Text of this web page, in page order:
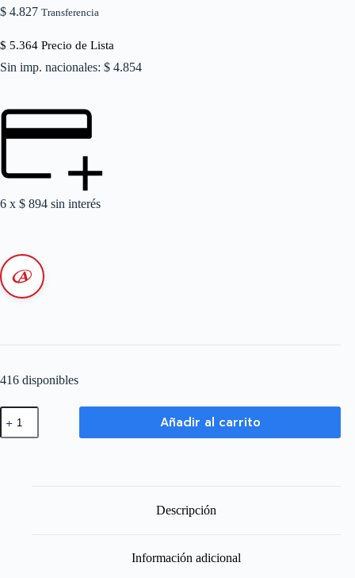
$ 4.827 Transferencia
$ 5.364 Precio de Lista
Sin imp. nacionales: $ 4.854
6 x $ 894 sin interés
416 disponibles
Módulo
Combinación
Bauhaus
Añadir al carrito
Descripción
Información adicional